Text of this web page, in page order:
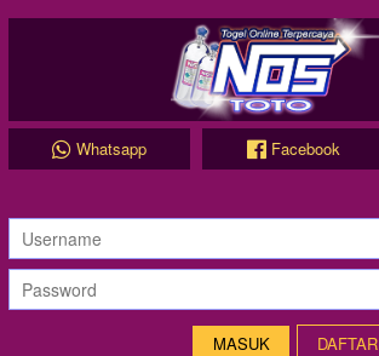
Whatsapp Facebook
DAFTAR